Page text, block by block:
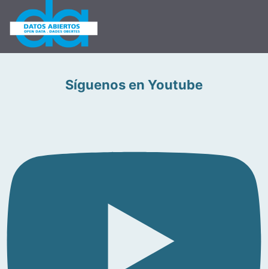
Síguenos en Youtube